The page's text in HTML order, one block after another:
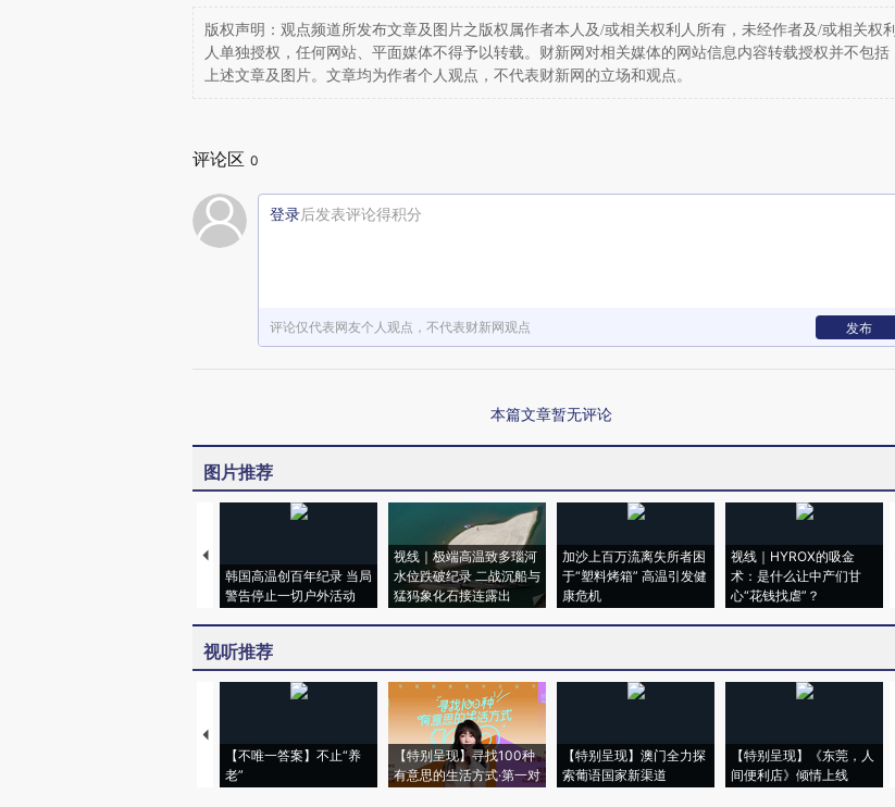
版权声明：观点频道所发布文章及图片之版权属作者本人及/或相关权利人所有，未经作者及/或相关权利
人单独授权，任何网站、平面媒体不得予以转载。财新网对相关媒体的网站信息内容转载授权并不包括
上述文章及图片。文章均为作者个人观点，不代表财新网的立场和观点。
评论区 0
登录后发表评论得积分
评论仅代表网友个人观点，不代表财新网观点 发布
本篇文章暂无评论
图片推荐
韩国高温创百年纪录 当局
警告停止一切户外活动
视线｜极端高温致多瑙河
水位跌破纪录 二战沉船与
猛犸象化石接连露出
加沙上百万流离失所者困
于“塑料烤箱” 高温引发健
康危机
视线｜HYROX的吸金
术：是什么让中产们甘
心“花钱找虐”？
视听推荐
【不唯一答案】不止“养
老”
【特别呈现】寻找100种
有意思的生活方式·第一对
【特别呈现】澳门全力探
索葡语国家新渠道
【特别呈现】《东莞，人
间便利店》倾情上线